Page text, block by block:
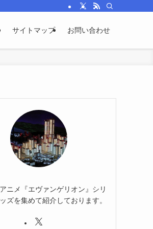
サイトマップ お問い合わせ
ニメ『エヴァンゲリオン』シリ
ズを集めて紹介しております。